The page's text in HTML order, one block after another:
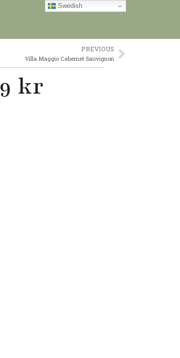
PREVIOUS
Villa Maggio Cabernet Sauvignon Next
kr
Swedish